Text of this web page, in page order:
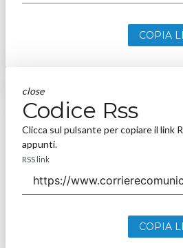
COPIA
close
Codice Rss
Clicca sul pulsante per copiare il link
appunti.
RSS link
COPIA